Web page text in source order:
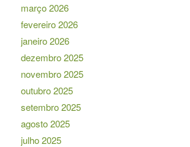
março 2026
fevereiro 2026
janeiro 2026
dezembro 2025
novembro 2025
outubro 2025
setembro 2025
agosto 2025
julho 2025